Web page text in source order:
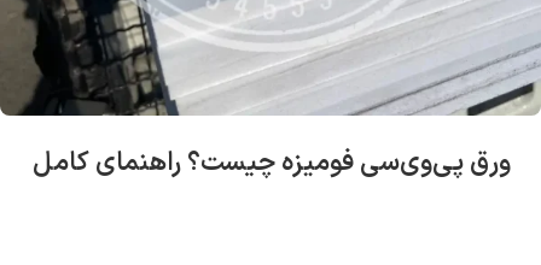
ورق پی‌وی‌سی فومیزه چیست؟ راهنمای کامل